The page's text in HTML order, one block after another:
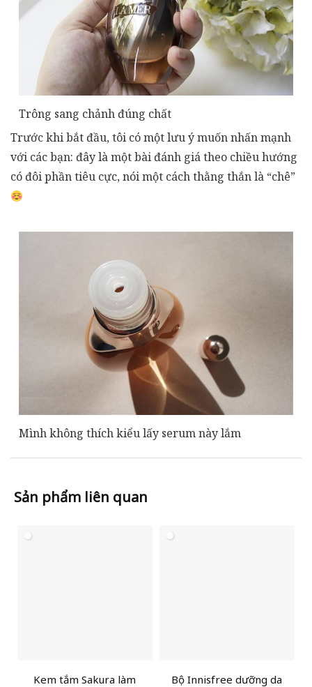
Trông sang chảnh đúng chất
Trước khi bắt đầu, tôi có một lưu ý muốn nhấn mạnh
với các bạn: đây là một bài đánh giá theo chiều hướng
có đôi phần tiêu cực, nói một cách thằng thắn là “chê”
Mình không thích kiểu lấy serum này lắm
Sản phẩm liên quan
Kem tắm Sakura làm
Bộ Innisfree dưỡng da